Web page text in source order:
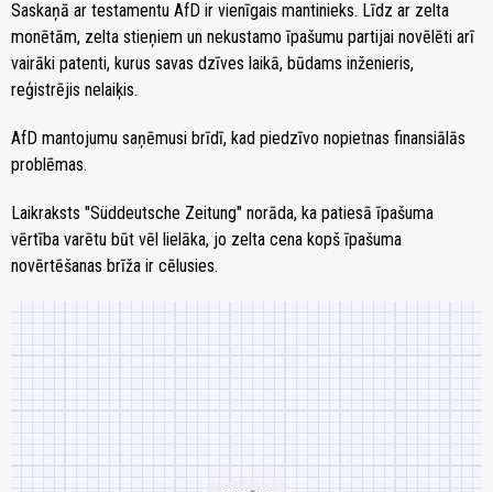
Saskaņā ar testamentu AfD ir vienīgais mantinieks. Līdz ar zelta
monētām, zelta stieņiem un nekustamo īpašumu partijai novēlēti arī
vairāki patenti, kurus savas dzīves laikā, būdams inženieris,
reģistrējis nelaiķis.
AfD mantojumu saņēmusi brīdī, kad piedzīvo nopietnas finansiālās
problēmas.
Laikraksts "Süddeutsche Zeitung" norāda, ka patiesā īpašuma
vērtība varētu būt vēl lielāka, jo zelta cena kopš īpašuma
novērtēšanas brīža ir cēlusies.